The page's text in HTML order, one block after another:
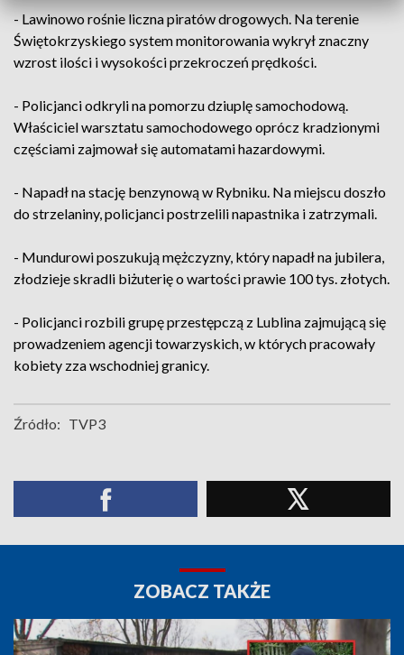
- Lawinowo rośnie liczna piratów drogowych. Na terenie
Świętokrzyskiego system monitorowania wykrył znaczny
wzrost ilości i wysokości przekroczeń prędkości.
- Policjanci odkryli na pomorzu dziuplę samochodową.
Właściciel warsztatu samochodowego oprócz kradzionymi
częściami zajmował się automatami hazardowymi.
- Napadł na stację benzynową w Rybniku. Na miejscu doszło
do strzelaniny, policjanci postrzelili napastnika i zatrzymali.
- Mundurowi poszukują mężczyzny, który napadł na jubilera,
złodzieje skradli biżuterię o wartości prawie 100 tys. złotych.
- Policjanci rozbili grupę przestępczą z Lublina zajmującą się
prowadzeniem agencji towarzyskich, w których pracowały
kobiety zza wschodniej granicy.
Źródło: TVP3
ZOBACZ TAKŻE